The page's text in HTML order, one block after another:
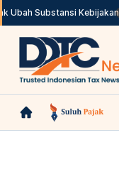
Substansi Kebijakan